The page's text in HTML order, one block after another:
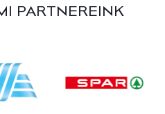
PARTNEREINK